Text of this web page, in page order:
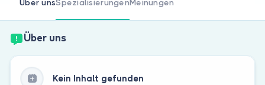
Über unsSpezialisierungenMeinungen
Über uns
Kein Inhalt gefunden